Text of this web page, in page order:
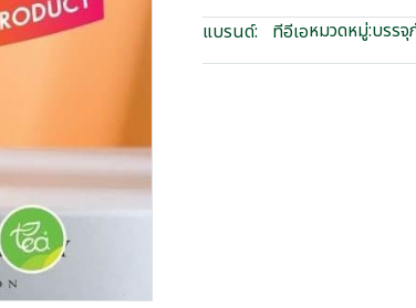
แบรนด์:
ทีอีเอหมวดหมู่:บรร